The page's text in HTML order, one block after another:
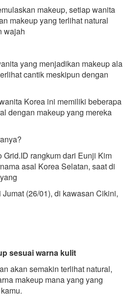
makeup, setiap wanita
makeup yang terlihat natural
wajah
yang menjadikan makeup ala
cantik meskipun dengan
Korea ini memiliki beberapa
dengan makeup yang mereka
rangkum dari Eunji Kim
asal Korea Selatan, saat di
(26/01), di kawasan Cikini,
sesuai warna kulit
akan semakin terlihat natural,
makeup mana yang yang